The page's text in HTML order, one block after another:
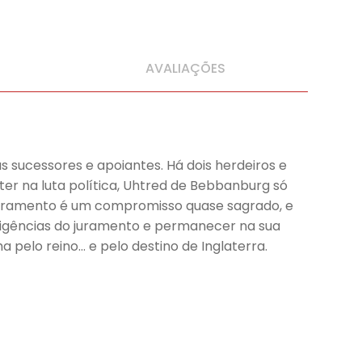
AVALIAÇÕES
e apoiantes. Há dois herdeiros e
na luta política, Uhtred de Bebbanburg só
é um compromisso quase sagrado, e
do juramento e permanecer na sua
pelo reino… e pelo destino de Inglaterra.